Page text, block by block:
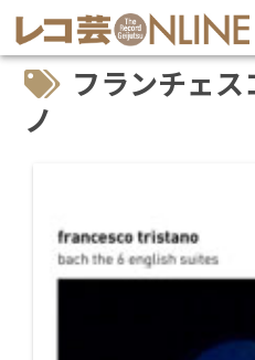
フランチェ
ノ